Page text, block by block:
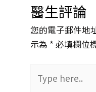
醫生評論
您的電子郵件地
示為 * 必填欄位
here..